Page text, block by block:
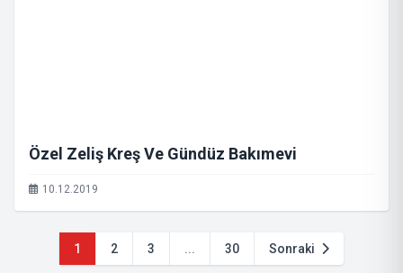
Özel Zeliş Kreş Ve Gündüz Bakımevi
10.12.2019
1 2 3 ... 30 Sonraki